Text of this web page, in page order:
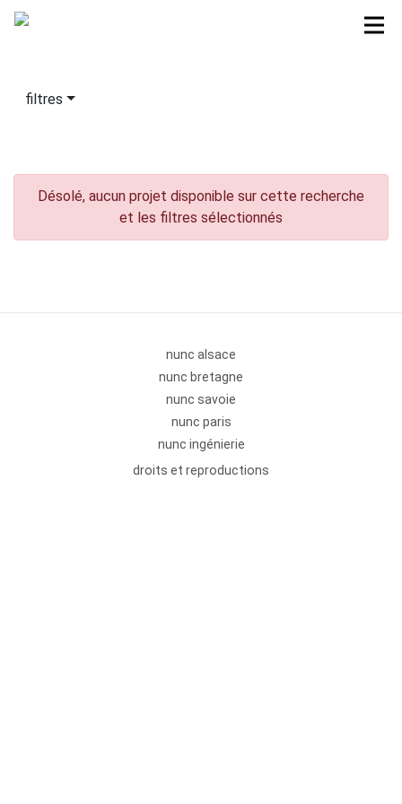
filtres
Désolé, aucun projet disponible sur cette recherche
et les filtres sélectionnés
nunc alsace
nunc bretagne
nunc savoie
nunc paris
nunc ingénierie
droits et reproductions